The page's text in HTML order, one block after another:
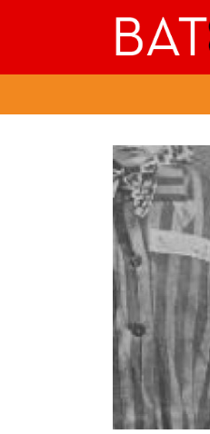
Batecs